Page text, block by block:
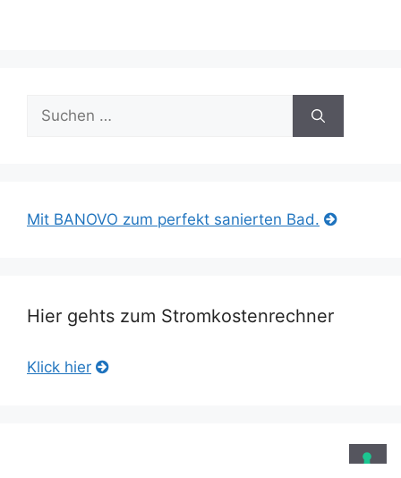
Suche
nach:
Mit BANOVO zum perfekt sanierten Bad.
Hier gehts zum Stromkostenrechner
Klick hier